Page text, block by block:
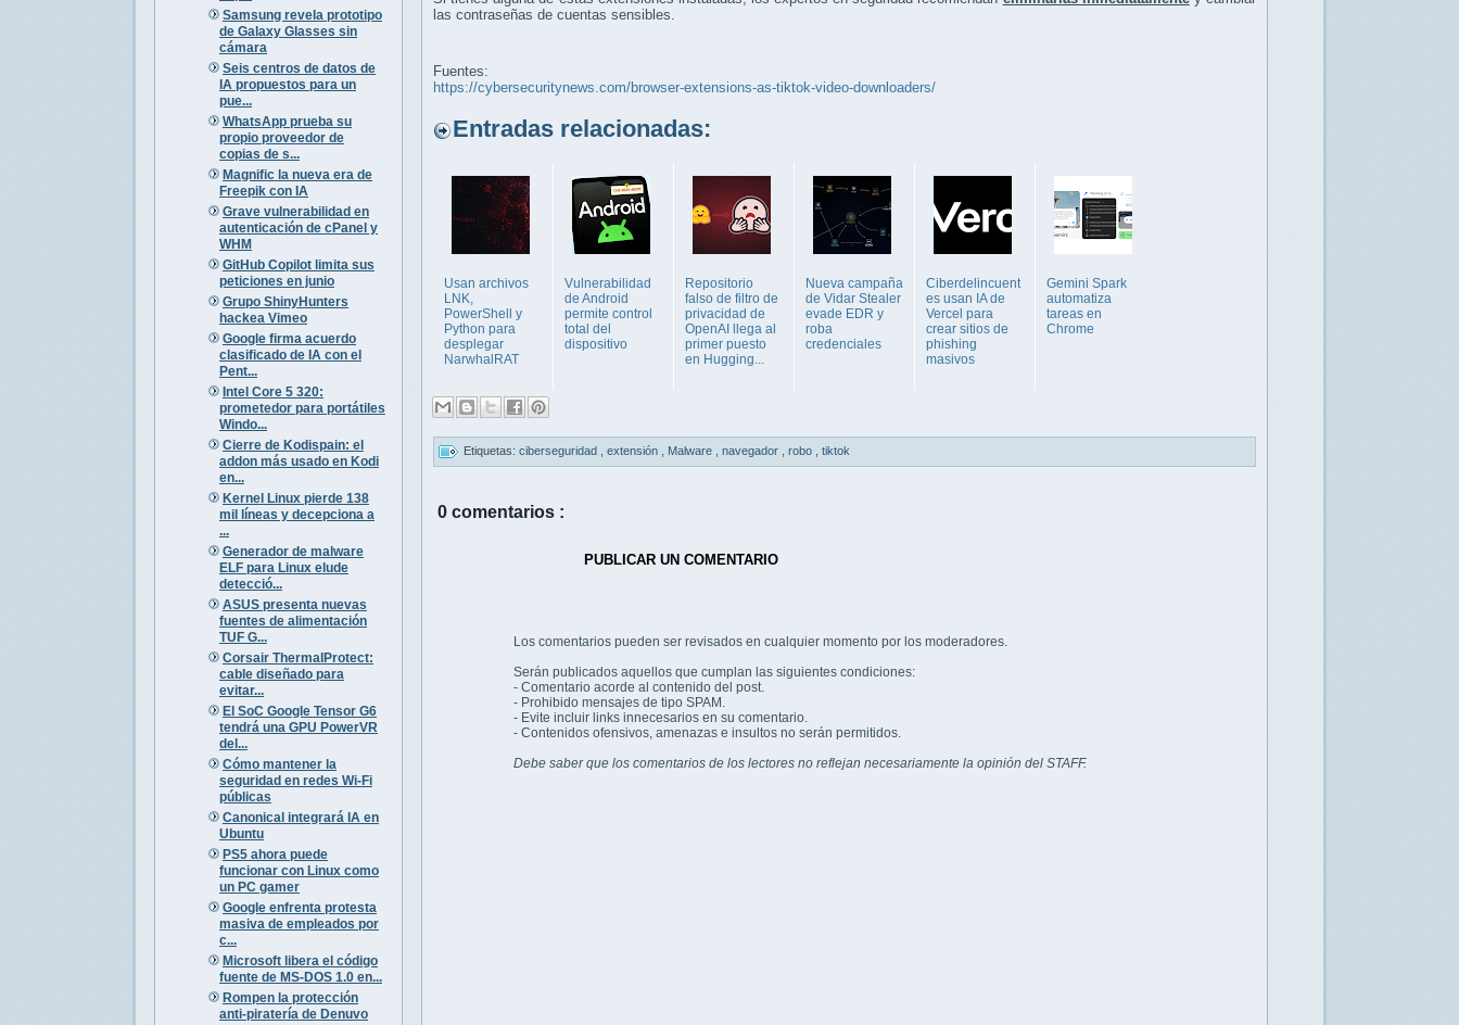
Samsung revela prototipo
de Galaxy Glasses sin
cámara
Seis centros de datos de
IA propuestos para un
pue...
WhatsApp prueba su
propio proveedor de
copias de s...
Magnific la nueva era de
Freepik con IA
Grave vulnerabilidad en
autenticación de cPanel y
WHM
GitHub Copilot limita sus
peticiones en junio
Grupo ShinyHunters
hackea Vimeo
Google firma acuerdo
clasificado de IA con el
Pent...
Intel Core 5 320:
prometedor para portátiles
Windo...
Cierre de Kodispain: el
addon más usado en Kodi
en...
Kernel Linux pierde 138
mil líneas y decepciona a
...
Generador de malware
ELF para Linux elude
detecció...
ASUS presenta nuevas
fuentes de alimentación
TUF G...
Corsair ThermalProtect:
cable diseñado para
evitar...
El SoC Google Tensor G6
tendrá una GPU PowerVR
del...
Cómo mantener la
seguridad en redes Wi-Fi
públicas
Canonical integrará IA en
Ubuntu
PS5 ahora puede
funcionar con Linux como
un PC gamer
Google enfrenta protesta
masiva de empleados por
c...
Microsoft libera el código
fuente de MS-DOS 1.0 en...
Rompen la protección
anti-piratería de Denuvo
las contraseñas de cuentas sensibles.
Fuentes:
https://cybersecuritynews.com/browser-extensions-as-tiktok-video-downloaders/
Entradas relacionadas:
Usan archivos
LNK,
PowerShell y
Python para
desplegar
NarwhalRAT
Vulnerabilidad
de Android
permite control
total del
dispositivo
Repositorio
falso de filtro de
privacidad de
OpenAI llega al
primer puesto
en Hugging...
Nueva campaña
de Vidar Stealer
evade EDR y
roba
credenciales
Ciberdelincuent
es usan IA de
Vercel para
crear sitios de
phishing
masivos
Gemini Spark
automatiza
tareas en
Chrome
Etiquetas: ciberseguridad extensión Malware navegador robo tiktok
0 comentarios :
PUBLICAR UN COMENTARIO
Los comentarios pueden ser revisados en cualquier momento por los moderadores.
Serán publicados aquellos que cumplan las siguientes condiciones:
- Comentario acorde al contenido del post.
- Prohibido mensajes de tipo SPAM.
- Evite incluir links innecesarios en su comentario.
- Contenidos ofensivos, amenazas e insultos no serán permitidos.
Debe saber que los comentarios de los lectores no reflejan necesariamente la opinión del STAFF.